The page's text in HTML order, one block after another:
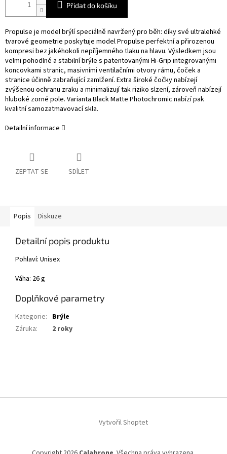
Přidat do košíku
Propulse je model brýlí speciálně navržený pro běh: díky své ultralehké
tvarové geometrie poskytuje model Propulse perfektní a přirozenou
kompresi bez jakéhokoli nepříjemného tlaku na hlavu. Výsledkem jsou
velmi pohodlné a stabilní brýle s patentovanými Hi-Grip integrovanými
koncovkami stranic, masivními ventilačními otvory rámu, čoček a
stranice účinně zabraňující zamlžení. Extra široké čočky nabízejí
zvýšenou ochranu zraku a minimalizují tak riziko slzení, zároveň nabízejí
hluboké zorné pole. Varianta Black Matte Photochromic nabízí pak
kvalitní samozatmavovací skla.
Detailní informace
ZEPTAT SE SDÍLET
Popis Diskuze
Detailní popis produktu
Pohlaví: Unisex
Váha: 26 g
Doplňkové parametry
Kategorie: Brýle
Záruka: 2 roky
Vytvořil Shoptet